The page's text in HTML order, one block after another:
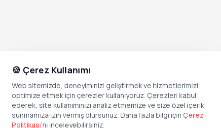
🍪 Çerez Kullanımı
Web sitemizde, deneyiminizi geliştirmek ve hizmetlerimizi
optimize etmek için çerezler kullanıyoruz. Çerezleri kabul
ederek, site kullanımınızı analiz etmemize ve size özel içerik
sunmamıza izin vermiş olursunuz. Daha fazla bilgi için Çerez
Politikası’nı inceleyebilirsiniz.